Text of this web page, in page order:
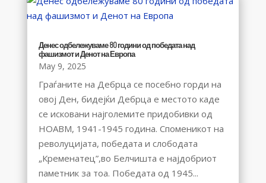
Денес одбележуваме 80 години од победата над
фашизмот и Денот на Европа
May 9, 2025
Граѓаните на Дебрца се посебно горди на
овој Ден, бидејќи Дебрца е местото каде
се исковани најголемите придобивки од
НОАВМ, 1941-1945 година. Споменикот на
револуцијата, победата и слободата
„Кременатец”,во Белчишта е најдобриот
паметник за тоа. Победата од 1945...